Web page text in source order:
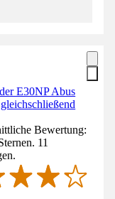
E30NP Abus
Bewertung:
11